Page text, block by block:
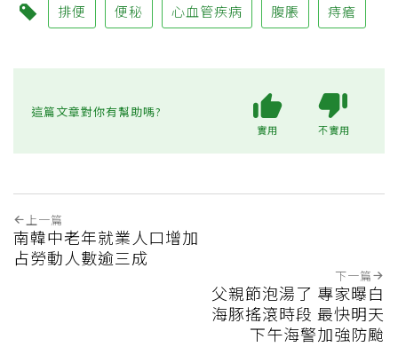
排便 便秘 心血管疾病 腹脹 痔瘡
這篇文章對你有幫助嗎?
實用 不實用
上一篇
南韓中老年就業人口增加
占勞動人數逾三成
下一篇
父親節泡湯了 專家曝白
海豚搖滾時段 最快明天
下午海警加強防颱